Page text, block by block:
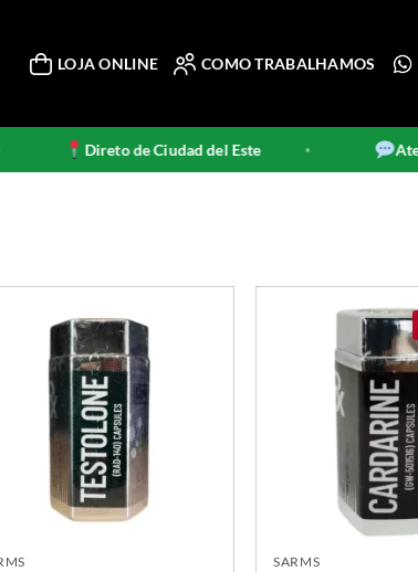
LOJA ONLINE COMO TRABALHAMOS
Direto de Ciudad del Este
SARMS